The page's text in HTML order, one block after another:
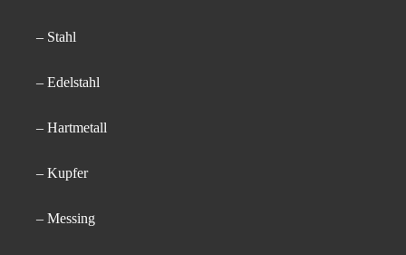
– Stahl
– Edelstahl
– Hartmetall
– Kupfer
– Messing